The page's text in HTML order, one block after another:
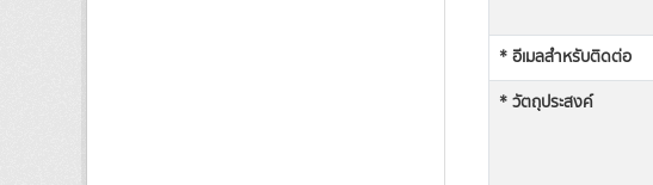
* อีเมลสำหรับติดต่อ
* วัตถุประสงค์